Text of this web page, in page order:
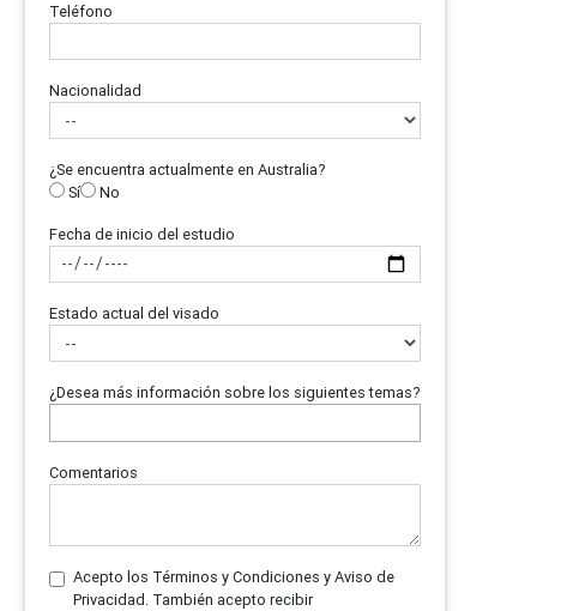
Teléfono
Nacionalidad
¿Se encuentra actualmente en Australia?
Sí
No
Fecha de inicio del estudio
Estado actual del visado
¿Desea más información sobre los siguientes temas?
Comentarios
Acepto los Términos y Condiciones y Aviso de
Privacidad. También acepto recibir